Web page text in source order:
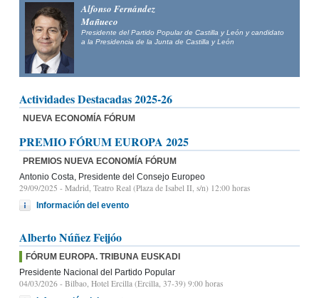
Alfonso Fernández
Mañueco
Presidente del Partido Popular de Castilla y León y candidato
a la Presidencia de la Junta de Castilla y León
Actividades Destacadas 2025-26
NUEVA ECONOMÍA FÓRUM
PREMIO FÓRUM EUROPA 2025
PREMIOS NUEVA ECONOMÍA FÓRUM
Antonio Costa, Presidente del Consejo Europeo
29/09/2025 - Madrid, Teatro Real (Plaza de Isabel II, s/n) 12:00 horas
Información del evento
Alberto Núñez Feijóo
FÓRUM EUROPA. TRIBUNA EUSKADI
Presidente Nacional del Partido Popular
04/03/2026 - Bilbao, Hotel Ercilla (Ercilla, 37-39) 9:00 horas